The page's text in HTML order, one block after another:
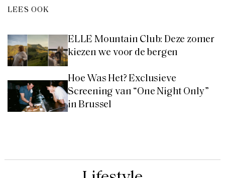
LEES OOK
ELLE Mountain Club: Deze zomer
kiezen we voor de bergen
Hoe Was Het? Exclusieve
Screening van “One Night Only”
in Brussel